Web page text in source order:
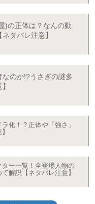
)の正体は？なんの動
タバレ注意】
なのか!?うさぎの謎多
化！？正体や「強さ」
ター一覧！全登場人物の
解説【ネタバレ注意】